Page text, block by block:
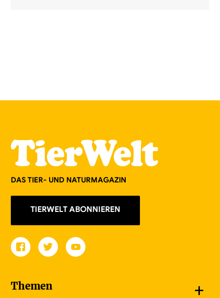
DAS TIER- UND NATURMAGAZIN
TIERWELT ABONNIEREN
Themen +